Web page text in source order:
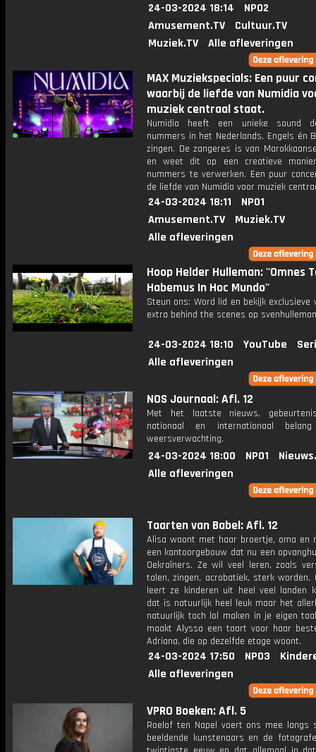
24-03-2024 18:14
NPO2
Amusement.TV
Cultuur.TV
Muziek.TV
Alle afleveringen
MAX Muziekspecials: Een puur
waarbij de liefde van Numidia
muziek centraal staat.
Numidia heeft een unieke sound
nummers in het Nederlands, Engels én
zingen. De zangeres is van
en weet dit op een creatieve
nummers te verwerken. Een puur
de liefde van Numidia voor muziek
24-03-2024 18:11
NPO1
Amusement.TV
Muziek.TV
Alle afleveringen
Hoop Helder Hulleman: ''Omnes
Habemus In Hoc Mundo''
Steun ons: Word lid en bekijk exclusieve
extra behind the scenes op
24-03-2024 18:10 YouTube
Alle afleveringen
NOS Journaal: Afl. 12
Met het laatste nieuws,
nationaal en internationaal
weersverwachting.
24-03-2024 18:00 NPO1
Alle afleveringen
Taarten van Babel: Afl. 12
Alisa woont met haar broertje, oma en
een kantoorgebouw dat nu een
Oekraïners. Ze wil veel leren, zoals
talen, zingen, acrobatiek, sterk worden.
leert ze kinderen uit heel veel landen
dat is natuurlijk heel leuk maar het
natuurlijk toch lol maken in je eigen
maakt Alyssa een taart voor haar
Adriana, die op dezelfde etage woont.
24-03-2024 17:50 NPO3
Alle afleveringen
VPRO Boeken: Afl. 5
Roelof ten Napel voert ons mee langs
beeldende kunstenaars en de